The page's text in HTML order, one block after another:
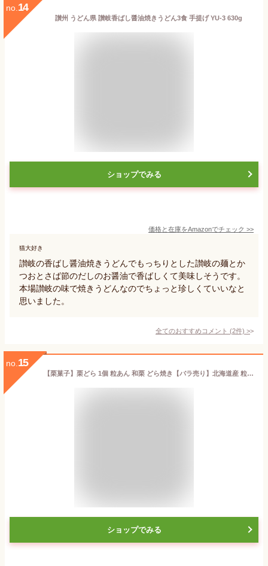
no. 14
讃州 うどん県 讃岐香ばし醤油焼きうどん3食 手提げ YU-3 630g
ショップでみる
価格と在庫をAmazonでチェック >>
猫大好き
讃岐の香ばし醤油焼きうどんでもっちりとした讃岐の麺とか
つおとさば節のだしのお醤油で香ばしくて美味しそうです。
本場讃岐の味で焼きうどんなのでちょっと珍しくていいなと
思いました。
全てのおすすめコメント (2件) >
no. 15
【栗菓子】栗どら 1個 粒あん 和栗 どら焼き【バラ売り】北海道産 粒あん 和菓子 ギフト スイーツ 老舗 香川 高松 高級 お取り寄せ 御祝 お祝い 御供 お供え 詰合せ おしゃれ かわいい 可愛い 手土産 お菓子 贈り物 セット お試し 誕生日 プレゼント おいしい
ショップでみる